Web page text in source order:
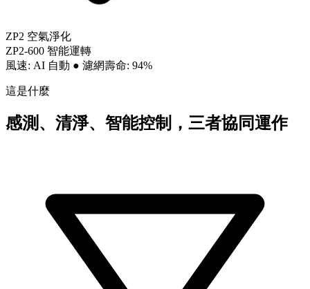
ZP2 空氣淨化
ZP2-600 智能運轉
風速: AI 自動 ● 濾網壽命: 94%
這是什麼
感測、清淨、智能控制，三者協同運作